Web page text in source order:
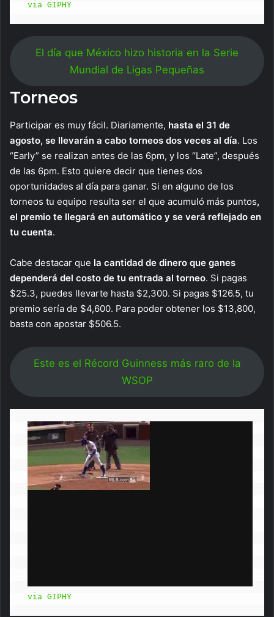
via GIPHY
El día que México hizo historia en la Serie
Mundial de Ligas Pequeñas
Torneos
Participar es muy fácil. Diariamente, hasta el 31 de
agosto, se llevarán a cabo torneos dos veces al día. Los
“Early” se realizan antes de las 6pm, y los “Late”, después
de las 6pm. Esto quiere decir que tienes dos
oportunidades al día para ganar. Si en alguno de los
torneos tu equipo resulta ser el que acumuló más puntos,
el premio te llegará en automático y se verá reflejado en
tu cuenta.
Cabe destacar que la cantidad de dinero que ganes
dependerá del costo de tu entrada al torneo. Si pagas
$25.3, puedes llevarte hasta $2,300. Si pagas $126.5, tu
premio sería de $4,600. Para poder obtener los $13,800,
basta con apostar $506.5.
Este es el Récord Guinness más raro de la
WSOP
via GIPHY